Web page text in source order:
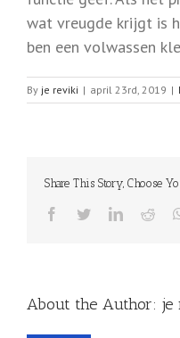
wat vreugde krijgt is
ben een volwassen
By je reviki | april 23rd, 2019 |
Share This Story, Choose
Facebook
TwitterLinkedIn
About the Author: je